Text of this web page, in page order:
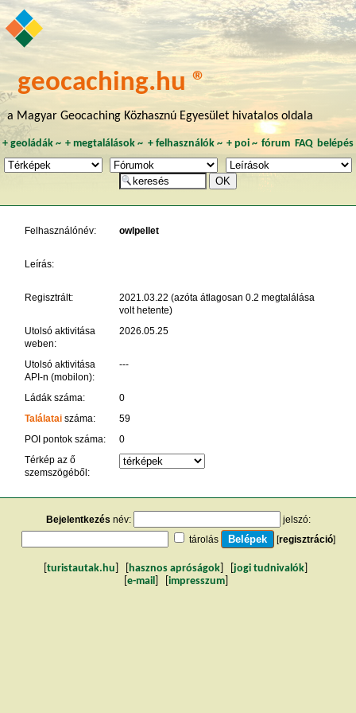
geocaching.hu ®
a Magyar Geocaching Közhasznú Egyesület hivatalos oldala
+ geoládák~ +megtalálások ~ + felhasználók~ + poi~ fórum FAQ belépés
Felhasználónév: owlpellet
Leírás:
Regisztrált:
2021.03.22 (azóta átlagosan 0.2 megtalálása
volt hetente)
Utolsó aktivitása
weben:
2026.05.25
Utolsó aktivitása
API-n (mobilon):
---
Ládák száma:
0
Találataiszáma:
59
POI pontok száma:
0
Térkép az ő
szemszögéből:
Bejelentkezés név:
jelszó:
tárolás
[regisztráció]
turistautak.hu hasznos apróságok jogi tudnivalók
e-mail impresszum]